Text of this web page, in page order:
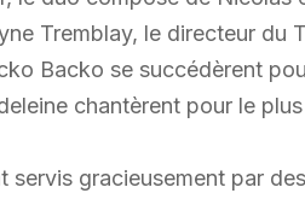
Tremblay, le directeur du
Backo se succédèrent
chantèrent pour le
servis gracieusement par